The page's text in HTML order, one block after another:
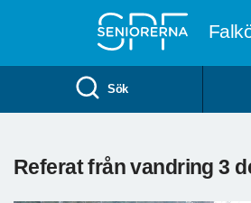
Sök
Referat från vandring 3